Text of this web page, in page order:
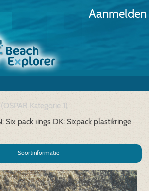
Aanmelden
(OSPAR Kategorie 1)
Six pack rings DK: Sixpack plastikringe
Soortinformatie